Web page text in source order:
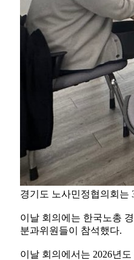
경기도 노사민정협의회는
이날 회의에는 한국노총
분과위원들이 참석했다.
이날 회의에서는 2026년